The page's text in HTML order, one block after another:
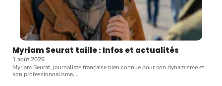
Myriam Seurat taille : Infos et actualités
1 août 2026
Myriam Seurat, journaliste française bien connue pour son dynamisme et
son professionnalisme,…